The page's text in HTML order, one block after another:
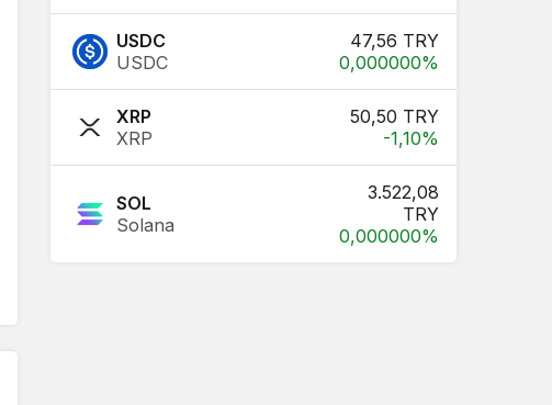
USDC
USDC
47,56 TRY
0,000000%
XRP
XRP
50,50 TRY
-1,10%
SOL
Solana
3.522,08
TRY
0,000000%